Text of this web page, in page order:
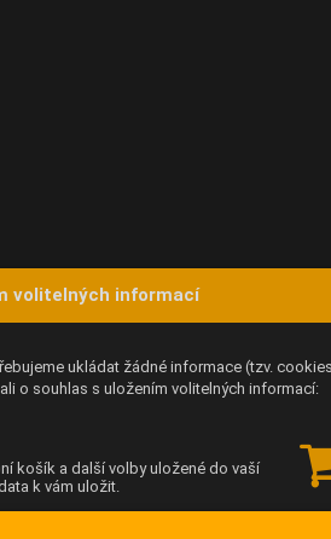
volitelných informací
ukládat žádné informace (tzv.
o souhlas s uložením volitelných informací:
košík a další volby uložené do vaší
k vám uložit.